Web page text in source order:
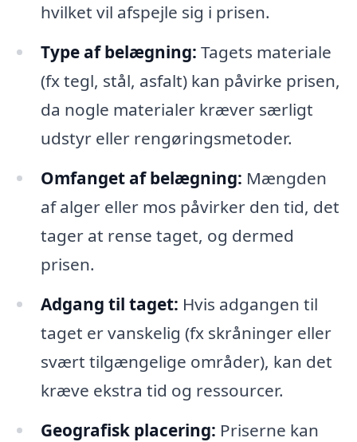
hvilket vil afspejle sig i prisen.
Type af belægning: Tagets materiale
(fx tegl, stål, asfalt) kan påvirke prisen,
da nogle materialer kræver særligt
udstyr eller rengøringsmetoder.
Omfanget af belægning: Mængden
af alger eller mos påvirker den tid, det
tager at rense taget, og dermed
prisen.
Adgang til taget: Hvis adgangen til
taget er vanskelig (fx skråninger eller
svært tilgængelige områder), kan det
kræve ekstra tid og ressourcer.
Geografisk placering: Priserne kan